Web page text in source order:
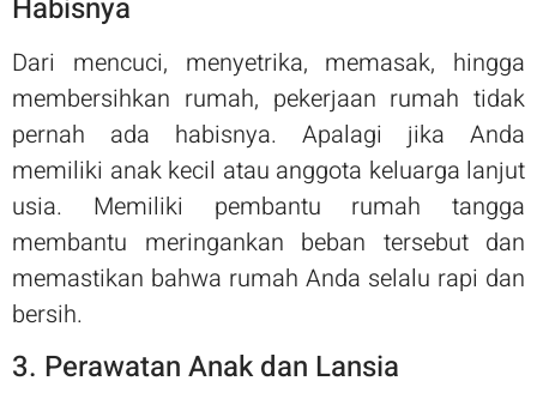
Habisnya
Dari mencuci, menyetrika, memasak, hingga
membersihkan rumah, pekerjaan rumah tidak
pernah ada habisnya. Apalagi jika Anda
memiliki anak kecil atau anggota keluarga lanjut
usia. Memiliki pembantu rumah tangga
membantu meringankan beban tersebut dan
memastikan bahwa rumah Anda selalu rapi dan
bersih.
3. Perawatan Anak dan Lansia